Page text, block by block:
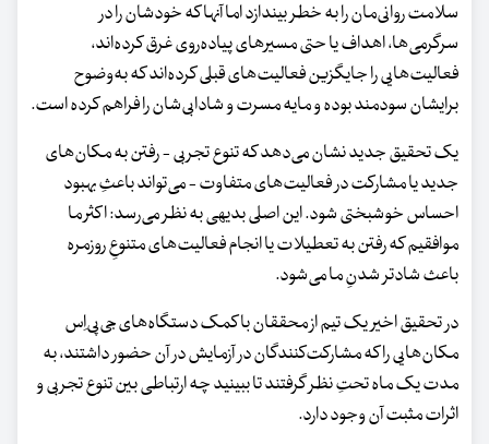
سلامت روانی‌مان را به خطر بیندازد اما آنها که خودشان را در
سرگرمی‌ها، اهداف یا حتی مسیرهای پیاده‌روی غرق کرده‌اند،
فعالیت‌هایی را جایگزین فعالیت‌های قبلی کرده‌اند که به‌وضوح
برایشان سودمند بوده و مایه مسرت و شادابی‌شان را فراهم کرده است.
یک تحقیق جدید نشان می‌دهد که تنوع تجربی - رفتن به مکان‌های
جدید یا مشارکت در فعالیت‌های متفاوت - می‌تواند باعثِ بهبود
احساس خوشبختی شود. این اصلی بدیهی به نظر می‌رسد: اکثر ما
موافقیم که رفتن به تعطیلات یا انجام فعالیت‌های متنوعِ روزمره
باعث شادتر شدنِ ما می‌شود.
در تحقیق اخیر یک تیم از محققان با کمک دستگاه‌های جی‌پی‌اِس
مکان‌هایی را که مشارکت‌کنندگان در آزمایش در آن حضور داشتند، به
مدت یک‌ ماه تحتِ نظر گرفتند تا ببینید چه ارتباطی بین تنوع تجربی و
اثرات مثبت آن وجود دارد.